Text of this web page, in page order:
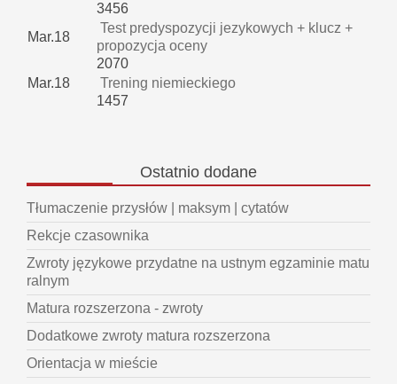
3456
Mar.18
Test predyspozycji jezykowych + klucz +
propozycja oceny
2070
Mar.18
Trening niemieckiego
1457
Ostatnio dodane
Tłumaczenie przysłów | maksym | cytatów
Rekcje czasownika
Zwroty językowe przydatne na ustnym egzaminie matu
ralnym
Matura rozszerzona - zwroty
Dodatkowe zwroty matura rozszerzona
Orientacja w mieście